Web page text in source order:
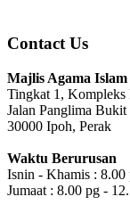
Contact Us
Majlis Agama
Tingkat 1, Kompleks
Jalan Panglima Bukit
30000 Ipoh, Perak
Waktu Berurusan
Isnin - Khamis : 8.00
Jumaat : 8.00 pg -